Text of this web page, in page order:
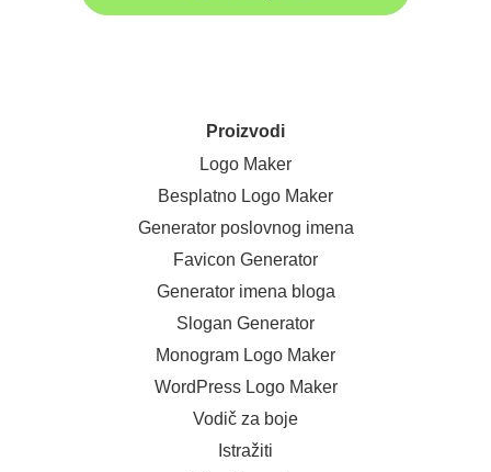
Proizvodi
Logo Maker
Besplatno Logo Maker
Generator poslovnog imena
Favicon Generator
Generator imena bloga
Slogan Generator
Monogram Logo Maker
WordPress Logo Maker
Vodič za boje
Istražiti